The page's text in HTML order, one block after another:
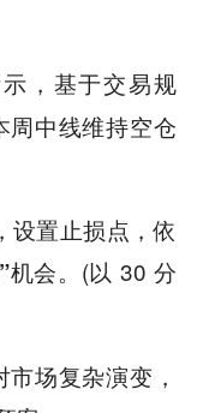
，基于交易规
周中线维持空仓
置止损点，依
机会。(以 30 分
场复杂演变，